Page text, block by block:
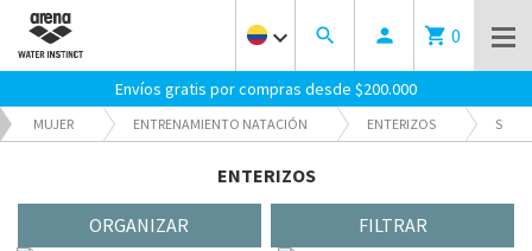
keyboard_arrow_down search person shopping_cart 0
Envíos gratis por compras desde $200.000
MUJER ENTRENAMIENTO NATACIÓN ENTERIZOS
S
ENTERIZOS
FILTRAR
ORGANIZAR